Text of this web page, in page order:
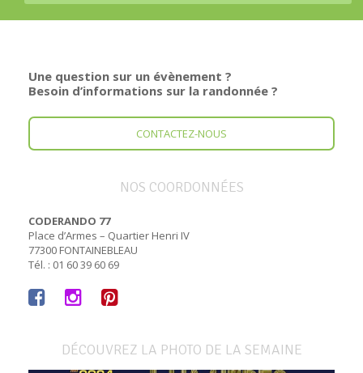
Une question sur un évènement ?
Besoin d’informations sur la randonnée ?
CONTACTEZ-NOUS
NOS COORDONNÉES
CODERANDO 77
Place d’Armes – Quartier Henri IV
77300 FONTAINEBLEAU
Tél. : 01 60 39 60 69
DÉCOUVREZ LA PHOTO DE LA SEMAINE